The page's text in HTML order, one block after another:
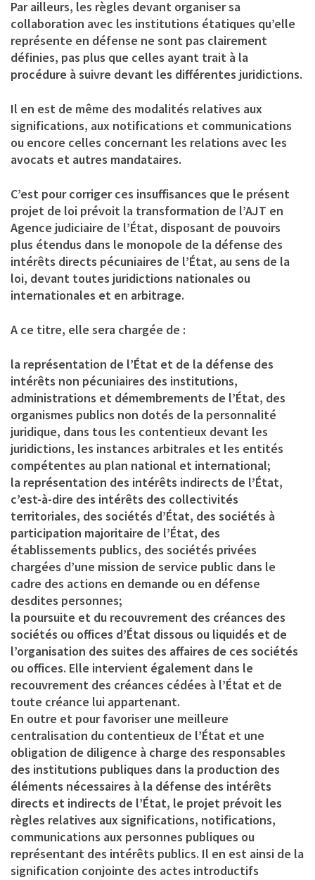
Par ailleurs, les règles devant organiser sa
collaboration avec les institutions étatiques qu’elle
représente en défense ne sont pas clairement
définies, pas plus que celles ayant trait à la
procédure à suivre devant les différentes juridictions.
Il en est de même des modalités relatives aux
significations, aux notifications et communications
ou encore celles concernant les relations avec les
avocats et autres mandataires.
C’est pour corriger ces insuffisances que le présent
projet de loi prévoit la transformation de l’AJT en
Agence judiciaire de l’État, disposant de pouvoirs
plus étendus dans le monopole de la défense des
intérêts directs pécuniaires de l’État, au sens de la
loi, devant toutes juridictions nationales ou
internationales et en arbitrage.
A ce titre, elle sera chargée de :
la représentation de l’État et de la défense des
intérêts non pécuniaires des institutions,
administrations et démembrements de l’État, des
organismes publics non dotés de la personnalité
juridique, dans tous les contentieux devant les
juridictions, les instances arbitrales et les entités
compétentes au plan national et international;
la représentation des intérêts indirects de l’État,
c’est-à-dire des intérêts des collectivités
territoriales, des sociétés d’État, des sociétés à
participation majoritaire de l’État, des
établissements publics, des sociétés privées
chargées d’une mission de service public dans le
cadre des actions en demande ou en défense
desdites personnes;
la poursuite et du recouvrement des créances des
sociétés ou offices d’État dissous ou liquidés et de
l’organisation des suites des affaires de ces sociétés
ou offices. Elle intervient également dans le
recouvrement des créances cédées à l’État et de
toute créance lui appartenant.
En outre et pour favoriser une meilleure
centralisation du contentieux de l’État et une
obligation de diligence à charge des responsables
des institutions publiques dans la production des
éléments nécessaires à la défense des intérêts
directs et indirects de l’État, le projet prévoit les
règles relatives aux significations, notifications,
communications aux personnes publiques ou
représentant des intérêts publics. Il en est ainsi de la
signification conjointe des actes introductifs